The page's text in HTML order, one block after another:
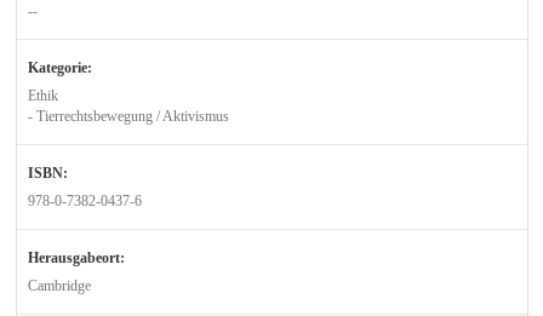
--
Kategorie:
Ethik
- Tierrechtsbewegung / Aktivismus
ISBN:
978-0-7382-0437-6
Herausgabeort:
Cambridge